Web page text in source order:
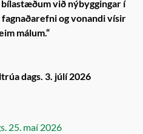
við nýbyggingar í
og vonandi vísir
málum.“
dags. 3. júlí 2026
25. maí 2026